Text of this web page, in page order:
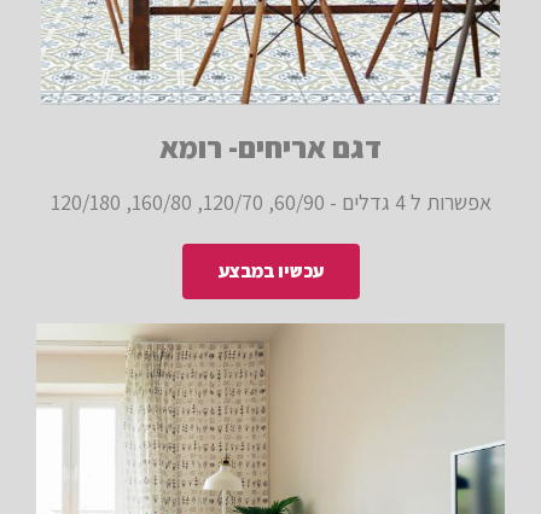
דגם אריחים- רומא
אפשרות ל 4 גדלים - 60/90, 120/70, 160/80, 120/180
עכשיו במבצע